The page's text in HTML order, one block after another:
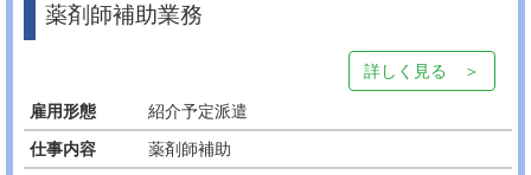
薬剤師補助業務
詳しく見る ＞
雇用形態
紹介予定派遣
仕事内容
薬剤師補助